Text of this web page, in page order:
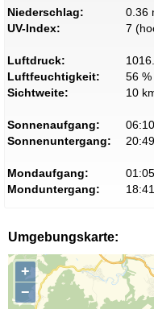
Niederschlag:
0.36
UV-Index:
7
Luftdruck:
Luftfeuchtigkeit:
56 %
Sichtweite:
10
Sonnenaufgang:
06:10
Sonnenuntergang:
20:49
Mondaufgang:
01:05
Monduntergang:
18:41
Umgebungskarte:
+
−